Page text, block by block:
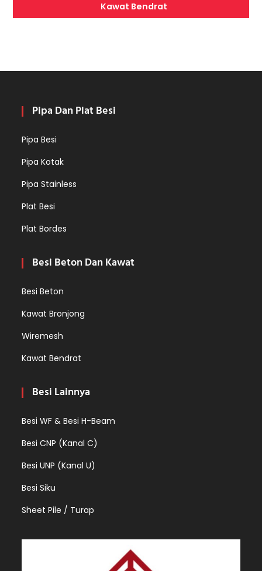
Kawat Bendrat
Pipa Dan Plat Besi
Pipa Besi
Pipa Kotak
Pipa Stainless
Plat Besi
Plat Bordes
Besi Beton Dan Kawat
Besi Beton
Kawat Bronjong
Wiremesh
Kawat Bendrat
Besi Lainnya
Besi WF & Besi H-Beam
Besi CNP (Kanal C)
Besi UNP (Kanal U)
Besi Siku
Sheet Pile / Turap